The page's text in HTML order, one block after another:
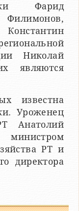
Фарид
Николай
являются
известна
Уроженец
Анатолий
РТ и
директора